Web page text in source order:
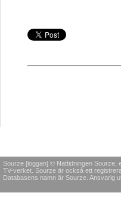
Sourze [loggan] © Nättidningen Sourze,
TV-verket. Sourze är också ett
Databasens namn är Sourze. Ansvarig